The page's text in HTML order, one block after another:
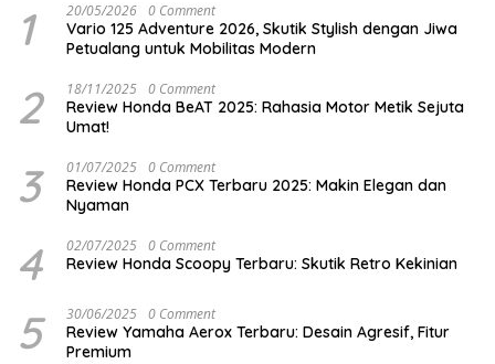
1 20/05/2026 0 Comment
Vario 125 Adventure 2026, Skutik Stylish dengan Jiwa
Petualang untuk Mobilitas Modern
2 18/11/2025 0 Comment
Review Honda BeAT 2025: Rahasia Motor Metik Sejuta
Umat!
3 01/07/2025 0 Comment
Review Honda PCX Terbaru 2025: Makin Elegan dan
Nyaman
4 02/07/2025 0 Comment
Review Honda Scoopy Terbaru: Skutik Retro Kekinian
5 30/06/2025 0 Comment
Review Yamaha Aerox Terbaru: Desain Agresif, Fitur
Premium